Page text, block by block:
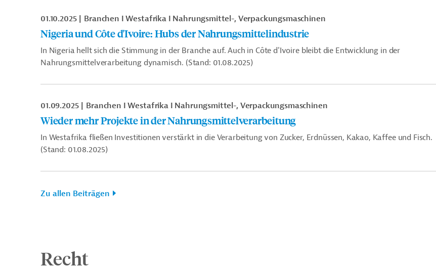
01.10.2025 Branchen I Westafrika I Nahrungsmittel-, Verpackungsmaschinen
Nigeria und Côte d'Ivoire: Hubs der Nahrungsmittelindustrie
In Nigeria hellt sich die Stimmung in der Branche auf. Auch in Côte d'Ivoire bleibt die Entwicklung in der
Nahrungsmittelverarbeitung dynamisch. (Stand: 01.08.2025)
01.09.2025 Branchen I Westafrika I Nahrungsmittel-, Verpackungsmaschinen
Wieder mehr Projekte in der Nahrungsmittelverarbeitung
In Westafrika fließen Investitionen verstärkt in die Verarbeitung von Zucker, Erdnüssen, Kakao, Kaffee und Fisch.
(Stand: 01.08.2025)
Zu allen Beiträgen
Recht